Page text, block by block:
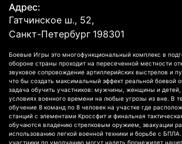
Адрес:
Гатчинское ш., 52,
Санкт-Петербург 198301
Боевые Игры это многофункциональный комплекс в
обороне страны проходит на пересеченной местности
звуковое сопровождение артиллерийских выстрелов и
что бы создать максимальный эффект реальной боевой
задача обучить участников: мужчины, женщины и детей,
условиях военного времени на любые угрозы из вне. В
обучение 8 команд по 8 человек на участке где
станций с элементами Кроссфит и финальная
обучаются владению стрелковым оружием, эвакуации
использованию легкой военной техники и борьбе с
участники по умолчанию могут надеть бронежилет